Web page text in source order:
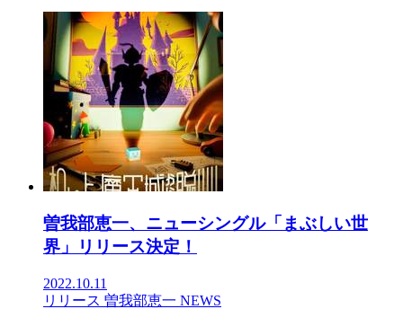
曽我部恵一、ニューシングル「まぶしい世
界」リリース決定！
2022.10.11
リリース 曽我部恵一 NEWS